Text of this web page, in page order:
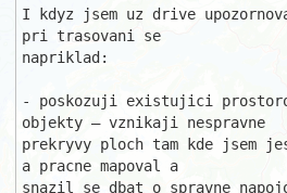
I kdyz jsem uz drive
pri trasovani se
napriklad:
- poskozuji existujici
objekty – vznikaji nespravne
prekryvy ploch tam kde jsem
a pracne mapoval a
snazil se dbat o spravne